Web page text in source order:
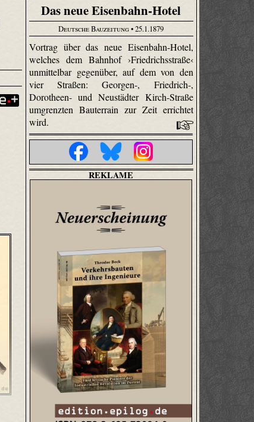
Das neue Eisenbahn-Hotel
Deutsche Bauzeitung• 25.1.1879
Vortrag über das neue Eisenbahn-Hotel,
welches dem Bahnhof ›Friedrichsstraße‹
unmittelbar gegenüber, auf dem von den
vier Straßen: Georgen-, Friedrich-,
Dorotheen- und Neustädter Kirch-Straße
umgrenzten Bauterrain zur Zeit errichtet
wird.
REKLAME